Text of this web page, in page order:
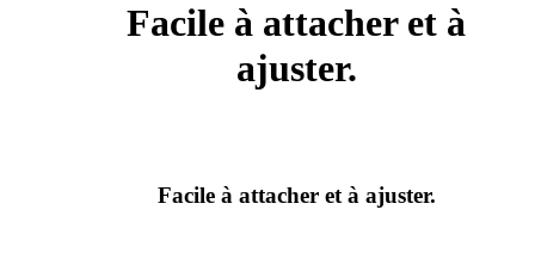
Facile à attacher et à
ajuster.
Facile à attacher et à ajuster.